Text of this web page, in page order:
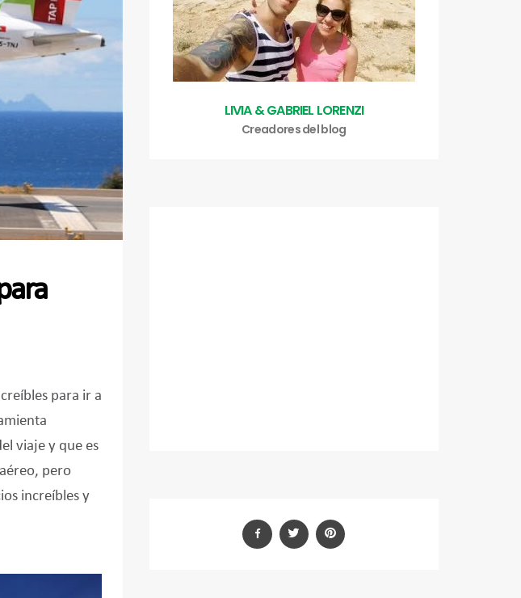
para ir a
viaje y que es
pero
increíbles y
LIVIA & GABRIEL LORENZI
Creadores del blog